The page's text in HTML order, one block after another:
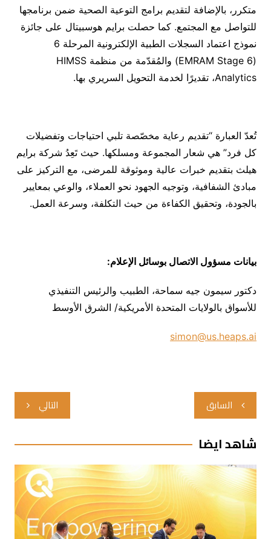
متكرر، بالإضافة لتقديم برامج التوعية الصحية ضمن برنامجها
للتواصل مع المجتمع. كما حصلت برايم هوسبيتال على جائزة
نموذج اعتماد السجلات الطبية الإلكترونية المرحلة 6
(EMRAM Stage 6) والمُقدّمة من منظمة HIMSS
Analytics، تقديرًا لخدمة التحويل السريري بها.
تُعدّ العبارة “تقديم رعاية مخصّصة تلبي احتياجات وتفضيلات
كل فرد” هي شعار المجموعة ومسلكها. حيث تَعِدُ شركة برايم
هيلث بتقديم خبرات عالية وموثوقة للمرضى، مع التركيز على
مبادئ الشفافية، وتوجيه الجهود نحو العملاء، والوعي بمعايير
بالجودة، وتحقيق الكفاءة من حيث التكلفة، وسرعة العمل.
بيانات مسؤول الاتصال بوسائل الإعلام:
دكتور سيمون جيه سماحة، الطبيب والرئيس التنفيذي
للأسواق بالولايات المتحدة الأمريكية/ الشرق الأوسط
simon@us.heaps.ai
تصفّح
المقالات
السابق التالي
شاهد ايضا